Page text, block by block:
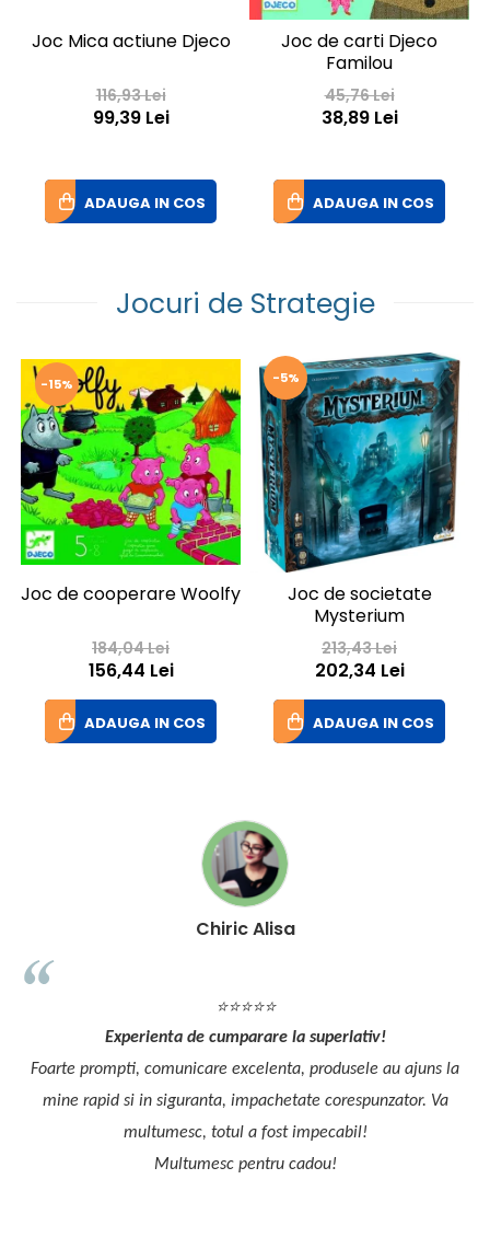
Joc Mica actiune Djeco
116,93 Lei
99,39 Lei
ADAUGA IN COS
Joc de carti Djeco
Familou
45,76 Lei
38,89 Lei
ADAUGA IN COS
Jocuri de Strategie
-15%
Joc de cooperare Woolfy
184,04 Lei
156,44 Lei
ADAUGA IN COS
-5%
Joc de societate
Mysterium
213,43 Lei
202,34 Lei
ADAUGA IN COS
la
Cracana Camelia
⭐⭐⭐⭐⭐
Librăria pe roți mă scoate mereu din încurcătură atunci
trebuie să ofer un cadou unui copilaș, dar îmi ține
pruncul meu cumultitudinea de jocuri ce le oferă.
Mulțumesc din suflet pentru tot!